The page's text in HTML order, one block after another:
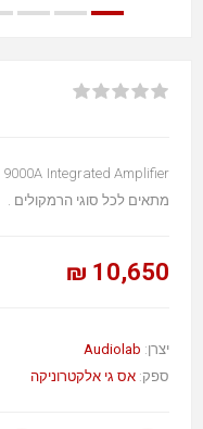
מתאים לכל סוגי הרמקולים .
10,650 ₪
יצרן: Audiolab
ספק: אס גי אלקטרוניקה